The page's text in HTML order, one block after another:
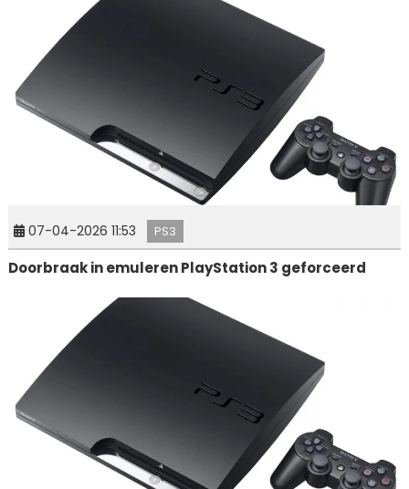
07-04-2026 11:53 PS3
Doorbraak in emuleren PlayStation 3 geforceerd